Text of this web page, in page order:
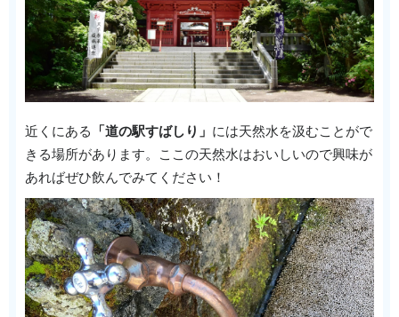
近くにある 「道の駅すばしり」 には天然水を汲むことがで
きる場所があります。ここの天然水はおいしいので興味が
あればぜひ飲んでみてください！